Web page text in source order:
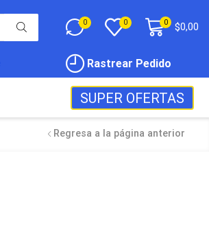
0 0 0 $0,00
Rastrear Pedido
SUPER OFERTAS
Regresa a la página anterior